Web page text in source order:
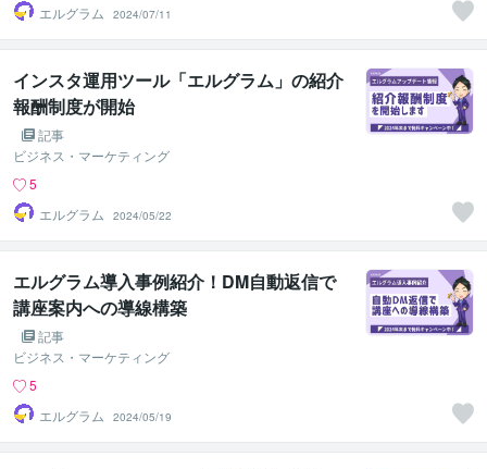
エルグラム
2024/07/11
インスタ運用ツール「エルグラム」の紹介
報酬制度が開始
記事
ビジネス・マーケティング
5
エルグラム
2024/05/22
エルグラム導入事例紹介！DM自動返信で
講座案内への導線構築
記事
ビジネス・マーケティング
5
エルグラム
2024/05/19